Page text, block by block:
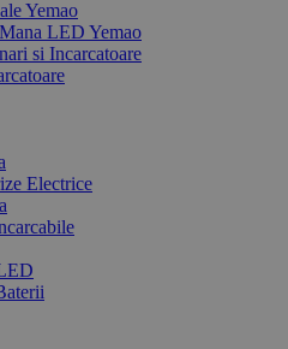
Yemao
LED Yemao
si Incarcatoare
Electrice